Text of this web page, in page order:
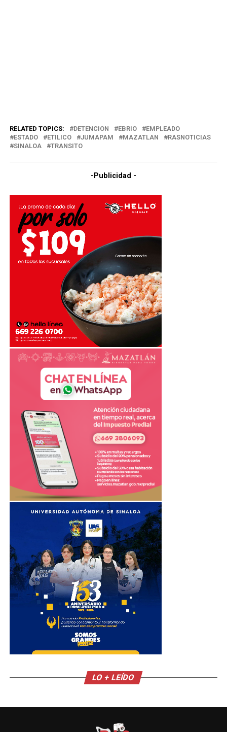
RELATED TOPICS: DETENCION EBRIO
EMPLEADO
ESTADO
ETILICO JUMAPAM MAZATLAN
RASNOTICIAS
SINALOA
TRANSITO
-Publicidad -
LO + LEÍDO